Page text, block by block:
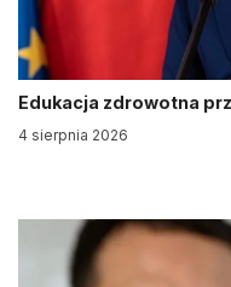
Edukacja zdrowotna
4 sierpnia 2026